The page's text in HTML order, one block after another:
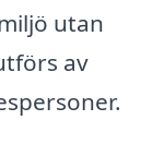
utan
av